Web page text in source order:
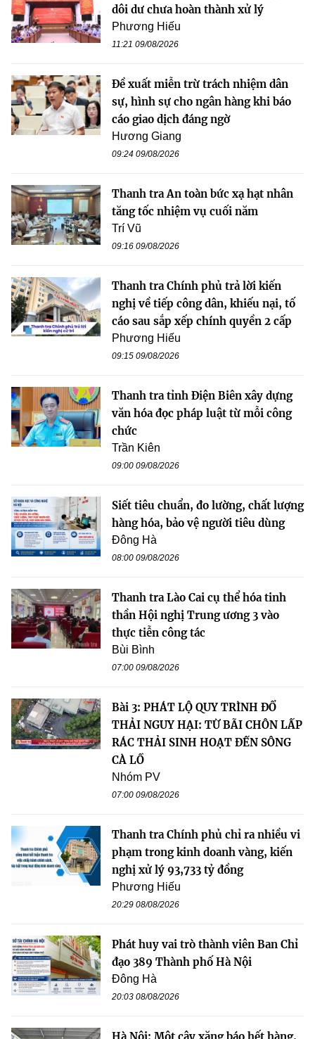
dôi dư chưa hoàn thành xử lý
Phương Hiếu
11:21 09/08/2026
Đề xuất miễn trừ trách nhiệm dân
sự, hình sự cho ngân hàng khi báo
cáo giao dịch đáng ngờ
Hương Giang
09:24 09/08/2026
Thanh tra An toàn bức xạ hạt nhân
tăng tốc nhiệm vụ cuối năm
Trí Vũ
09:16 09/08/2026
Thanh tra Chính phủ trả lời kiến
nghị về tiếp công dân, khiếu nại, tố
cáo sau sắp xếp chính quyền 2 cấp
Phương Hiếu
09:15 09/08/2026
Thanh tra tỉnh Điện Biên xây dựng
văn hóa đọc pháp luật từ mỗi công
chức
Trần Kiên
09:00 09/08/2026
Siết tiêu chuẩn, đo lường, chất lượng
hàng hóa, bảo vệ người tiêu dùng
Đông Hà
08:00 09/08/2026
Thanh tra Lào Cai cụ thể hóa tinh
thần Hội nghị Trung ương 3 vào
thực tiễn công tác
Bùi Bình
07:00 09/08/2026
Bài 3: PHÁT LỘ QUY TRÌNH ĐỔ
THẢI NGUY HẠI: TỪ BÃI CHÔN LẤP
RÁC THẢI SINH HOẠT ĐẾN SÔNG
CÀ LỒ
Nhóm PV
07:00 09/08/2026
Thanh tra Chính phủ chỉ ra nhiều vi
phạm trong kinh doanh vàng, kiến
nghị xử lý 93,733 tỷ đồng
Phương Hiếu
20:29 08/08/2026
Phát huy vai trò thành viên Ban Chỉ
đạo 389 Thành phố Hà Nội
Đông Hà
20:03 08/08/2026